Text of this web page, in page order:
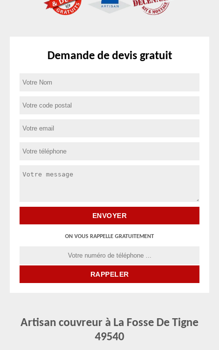
Demande de devis gratuit
ON VOUS RAPPELLE GRATUITEMENT
Artisan couvreur à La Fosse De Tigne
49540